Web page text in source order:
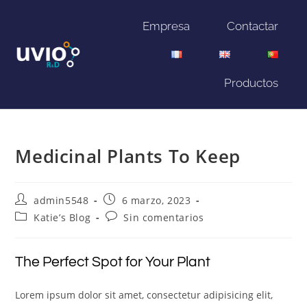
Empresa Contactar
Productos
Medicinal Plants To Keep
admin5548
6 marzo, 2023
Katie’s Blog
Sin comentarios
The Perfect Spot for Your Plant
Lorem ipsum dolor sit amet, consectetur adipisicing elit,